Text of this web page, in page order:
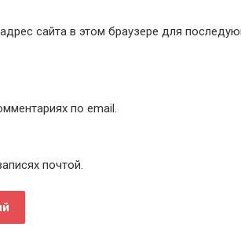
сайта в этом браузере для
по email.
почтой.